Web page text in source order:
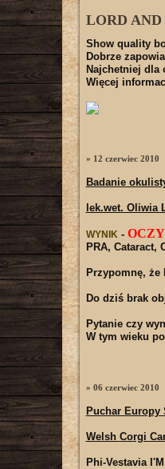
LORD AND
Show quality
Dobrze
Najchetniej dla
Więcej
» 12 czerwiec 2010
Badanie
lek.wet. Oliwia
WYNIK-
PRA, Cataract,
Przypomnę, że
Do dziś brak
Pytanie czy
W tym wieku
» 06 czerwiec 2010
Puchar Europy
Welsh Corgi
Phi-Vestavia